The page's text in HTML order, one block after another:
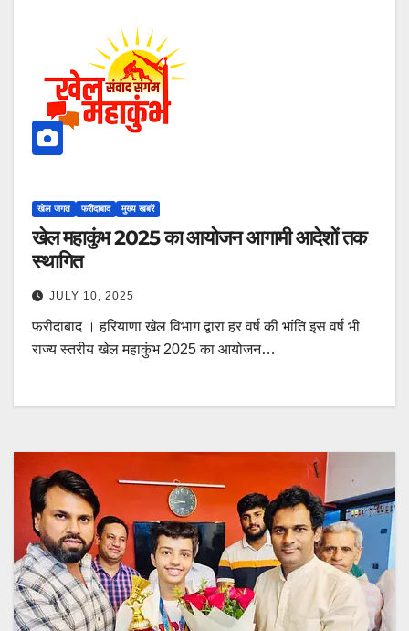
खेल जगत फरीदाबाद मुख्य खबरें
खेल महाकुंभ 2025 का आयोजन आगामी आदेशों तक
स्थागित
JULY 10, 2025
फरीदाबाद । हरियाणा खेल विभाग द्वारा हर वर्ष की भांति इस वर्ष भी
राज्य स्तरीय खेल महाकुंभ 2025 का आयोजन…